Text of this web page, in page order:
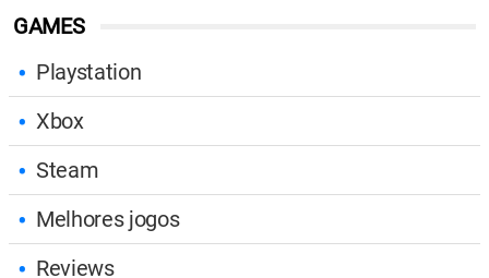
GAMES
Playstation
Xbox
Steam
Melhores jogos
Reviews